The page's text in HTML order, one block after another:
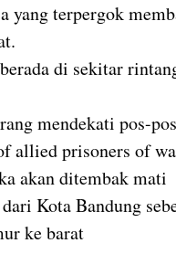
yang terpergok
di sekitar
mendekati pos-
allied prisoners of
akan ditembak mati
Kota Bandung
ke barat